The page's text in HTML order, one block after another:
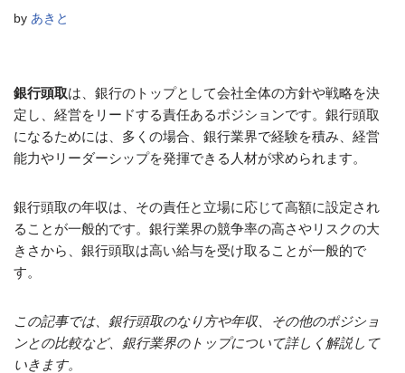
by あきと
銀行頭取は、銀行のトップとして会社全体の方針や戦略を決
定し、経営をリードする責任あるポジションです。銀行頭取
になるためには、多くの場合、銀行業界で経験を積み、経営
能力やリーダーシップを発揮できる人材が求められます。
銀行頭取の年収は、その責任と立場に応じて高額に設定され
ることが一般的です。銀行業界の競争率の高さやリスクの大
きさから、銀行頭取は高い給与を受け取ることが一般的で
す。
この記事では、銀行頭取のなり方や年収、その他のポジショ
ンとの比較など、銀行業界のトップについて詳しく解説して
いきます。